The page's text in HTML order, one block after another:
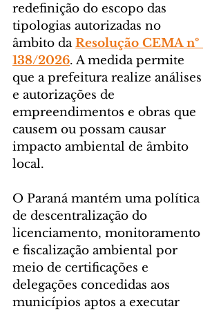
redefinição do escopo das
tipologias autorizadas no
âmbito da Resolução CEMA nº
138/2026. A medida permite
que a prefeitura realize análises
e autorizações de
empreendimentos e obras que
causem ou possam causar
impacto ambiental de âmbito
local.
O Paraná mantém uma política
de descentralização do
licenciamento, monitoramento
e fiscalização ambiental por
meio de certificações e
delegações concedidas aos
municípios aptos a executar